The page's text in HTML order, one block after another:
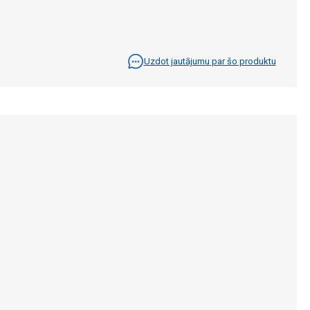
Uzdot jautājumu par šo produktu